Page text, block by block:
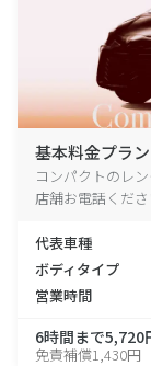
基本料金プラン
コンパクトのレ
店舗お電話くださ
代表車種
ボディタイプ
営業時間
6時間まで5,720
免責補償1,430円